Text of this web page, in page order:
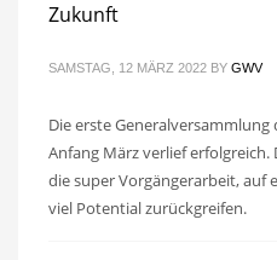
Zukunft
SAMSTAG, 12 MÄRZ 2022 BY GWV
Die erste Generalversammlung
Anfang März verlief erfolgreich.
die super Vorgängerarbeit, auf
viel Potential zurückgreifen.